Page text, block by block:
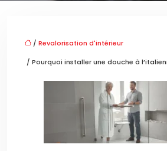
/ Revalorisation d'intérieur
/ Pourquoi installer une douche à